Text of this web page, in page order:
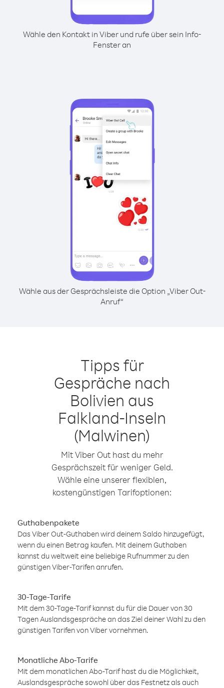
Wähle den Kontakt in Viber und rufe über sein Info-
Fenster an
Wähle aus der Gesprächsleiste die Option „Viber Out-
Anruf“
Tipps für
Gespräche nach
Bolivien aus
Falkland-Inseln
(Malwinen)
Mit Viber Out hast du mehr
Gesprächszeit für weniger Geld.
Wähle eine unserer flexiblen,
kostengünstigen Tarifoptionen:
Guthabenpakete
Das Viber Out-Guthaben wird deinem Saldo hinzugefügt,
wenn du einen Betrag kaufen. Mit deinem Guthaben
kannst du weltweit eine beliebige Rufnummer zu den
günstigen Viber-Tarifen anrufen.
30-Tage-Tarife
Mit dem 30-Tage-Tarif kannst du für die Dauer von 30
Tagen Auslandsgespräche an das Ziel deiner Wahl zu den
günstigen Tarifen von Viber vornehmen.
Monatliche Abo-Tarife
Mit dem monatlichen Abo-Tarif hast du die Möglichkeit,
Auslandsgespräche sowohl über das Festnetz als auch